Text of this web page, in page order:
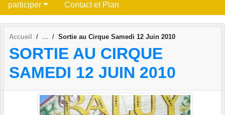
participer Contact et Plan
Accueil Sortie au Cirque Samedi 12 Juin 2010
SORTIE AU CIRQUE
SAMEDI 12 JUIN 2010